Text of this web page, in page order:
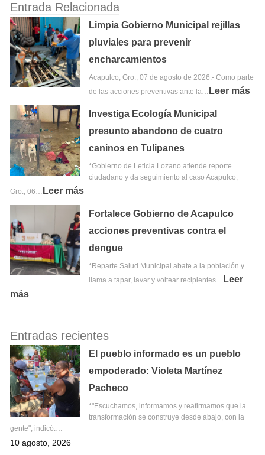
Entrada Relacionada
Limpia Gobierno Municipal rejillas
pluviales para prevenir
encharcamientos
Acapulco, Gro., 07 de agosto de 2026.- Como parte
de las acciones preventivas ante la… Leer más
Investiga Ecología Municipal
presunto abandono de cuatro
caninos en Tulipanes
*Gobierno de Leticia Lozano atiende reporte
ciudadano y da seguimiento al caso Acapulco,
Gro., 06… Leer más
Fortalece Gobierno de Acapulco
acciones preventivas contra el
dengue
*Reparte Salud Municipal abate a la población y
llama a tapar, lavar y voltear recipientes… Leer
más
Entradas recientes
El pueblo informado es un pueblo
empoderado: Violeta Martínez
Pacheco
*"Escuchamos, informamos y reafirmamos que la
transformación se construye desde abajo, con la
gente", indicó.…
10 agosto, 2026